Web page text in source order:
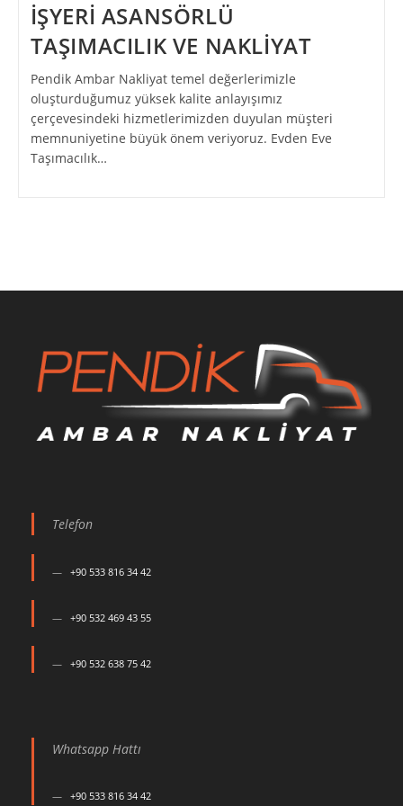
İŞYERİ ASANSÖRLÜ
TAŞIMACILIK VE NAKLİYAT
Pendik Ambar Nakliyat temel değerlerimizle
oluşturduğumuz yüksek kalite anlayışımız
çerçevesindeki hizmetlerimizden duyulan müşteri
memnuniyetine büyük önem veriyoruz. Evden Eve
Taşımacılık…
Telefon
+90 533 816 34 42
+90 532 469 43 55
+90 532 638 75 42
Whatsapp Hattı
+90 533 816 34 42